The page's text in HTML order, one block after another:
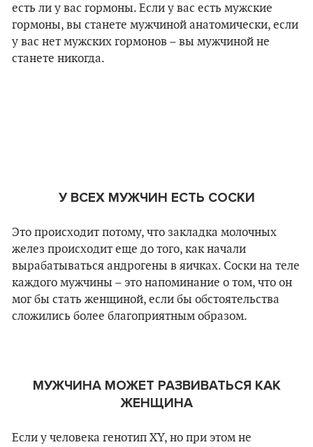
есть ли у вас гормоны. Если у вас есть мужские
гормоны, вы станете мужчиной анатомически, если
у вас нет мужских гормонов – вы мужчиной не
станете никогда.
У ВСЕХ МУЖЧИН ЕСТЬ СОСКИ
Это происходит потому, что закладка молочных
желез происходит еще до того, как начали
вырабатываться андрогены в яичках. Соски на теле
каждого мужчины – это напоминание о том, что он
мог бы стать женщиной, если бы обстоятельства
сложились более благоприятным образом.
МУЖЧИНА МОЖЕТ РАЗВИВАТЬСЯ КАК
ЖЕНЩИНА
Если у человека генотип XY, но при этом не